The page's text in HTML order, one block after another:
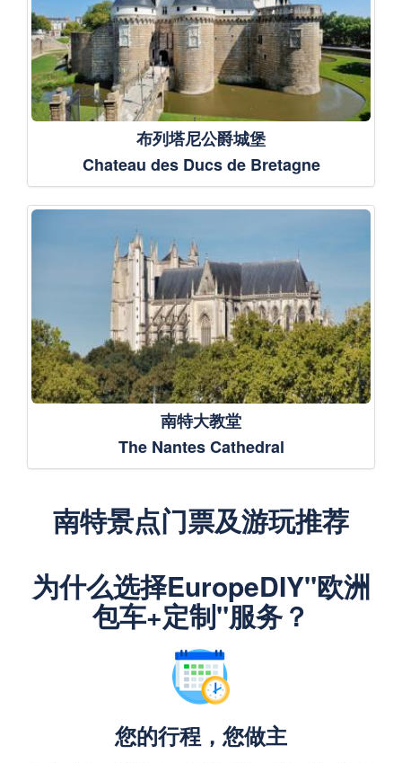
布列塔尼公爵城堡
Chateau des Ducs de Bretagne
南特大教堂
The Nantes Cathedral
南特景点门票及游玩推荐
为什么选择EuropeDIY"欧洲
包车+定制"服务？
您的行程，您做主